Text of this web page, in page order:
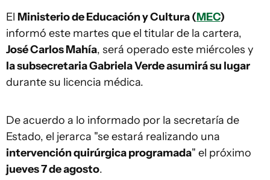
El Ministerio de Educación y Cultura (MEC)
informó este martes que el titular de la cartera,
José Carlos Mahía, será operado este miércoles y
la subsecretaria Gabriela Verde asumirá su lugar
durante su licencia médica.
De acuerdo a lo informado por la secretaría de
Estado, el jerarca "se estará realizando una
intervención quirúrgica programada" el próximo
jueves 7 de agosto.